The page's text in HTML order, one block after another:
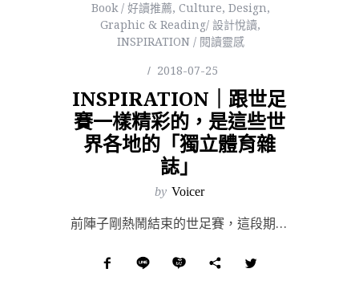
Book / 好讀推薦, Culture, Design,
Graphic & Reading/ 設計悅讀,
INSPIRATION / 閱讀靈感
2018-07-25
INSPIRATION｜跟世足
賽一樣精彩的，是這些世
界各地的「獨立體育雜
誌」
by Voicer
前陣子剛熱鬧結束的世足賽，這段期間身邊不管愛或不愛運動的男孩女孩們都討論起了足球（也有可能只是在討論...